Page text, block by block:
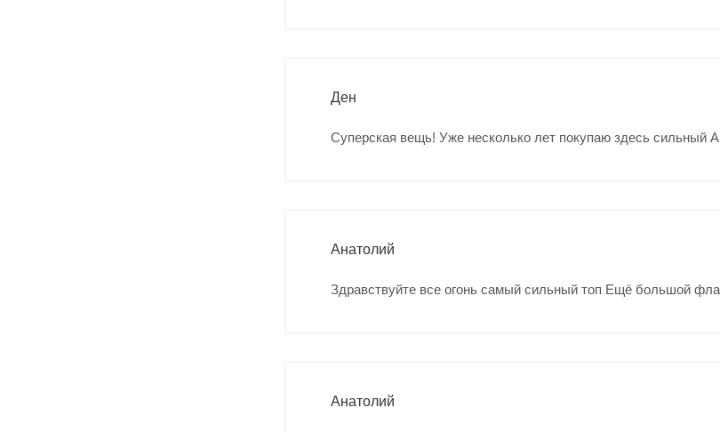
Ден
Суперская вещь! Уже несколько лет покупаю здесь сильный
Анатолий
Здравствуйте все огонь самый сильный топ Ещё большой
Анатолий